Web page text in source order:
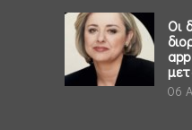
Οι
app
06